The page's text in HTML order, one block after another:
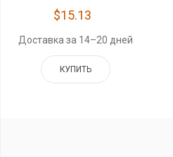
$15.13
Доставка за 14–20 дней
КУПИТЬ